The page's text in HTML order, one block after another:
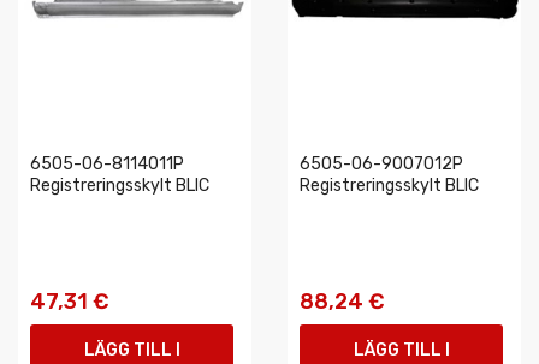
6505-06-8114011P
Registreringsskylt BLIC
47,31 €
LÄGG TILL I
6505-06-9007012P
Registreringsskylt BLIC
88,24 €
LÄGG TILL I